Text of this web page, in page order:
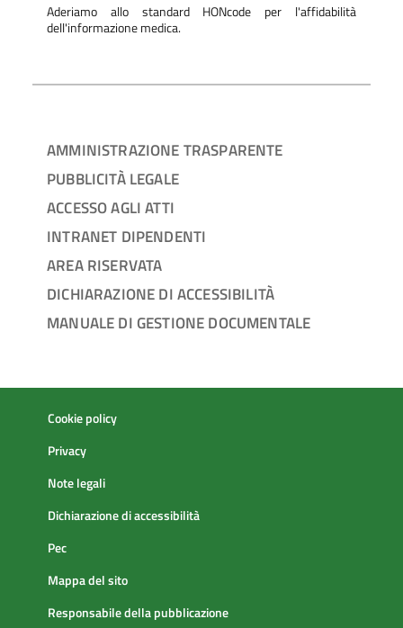
Aderiamo allo standard HONcode per l'affidabilità
dell'informazione medica.
AMMINISTRAZIONE TRASPARENTE
PUBBLICITÀ LEGALE
ACCESSO AGLI ATTI
INTRANET DIPENDENTI
AREA RISERVATA
DICHIARAZIONE DI ACCESSIBILITÀ
MANUALE DI GESTIONE DOCUMENTALE
Cookie policy
Privacy
Note legali
Dichiarazione di accessibilità
Pec
Mappa del sito
Responsabile della pubblicazione